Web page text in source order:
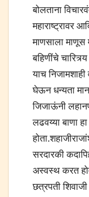
बोलताना
महाराष्ट्रावर
माणसाला माणूस
बहिणींचे
याच
घेऊन धन्यता
जिजाऊंनी
लढवय्या बाणा
सरदारकी
अस्वस्थ करत
छत्रपती